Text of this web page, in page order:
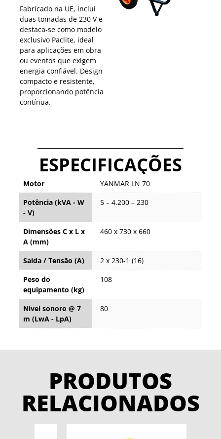
Fabricado na UE, inclui
duas tomadas de 230 V e
destaca-se como modelo
exclusivo Paclite, ideal
para aplicações em obra
ou eventos que exigem
energia confiável. Design
compacto e resistente,
proporcionando potência
contínua.
ESPECIFICAÇÕES
Motor
YANMAR LN 70
Potência (kVA - W
- V)
5 – 4,200 – 230
Dimensões C x L x
A (mm)
460 x 730 x 660
Saída / Tensão (A)
2 x 230-1 (16)
Peso do
equipamento (kg)
108
Nível sonoro @ 7
m (LwA - LpA)
80
PRODUTOS
RELACIONADOS